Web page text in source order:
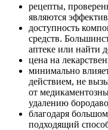
рецепты,
являются
доступность
средств.
аптеке или найти
цена на
минимально
действием, не
от
удалению
благодаря
подходящий